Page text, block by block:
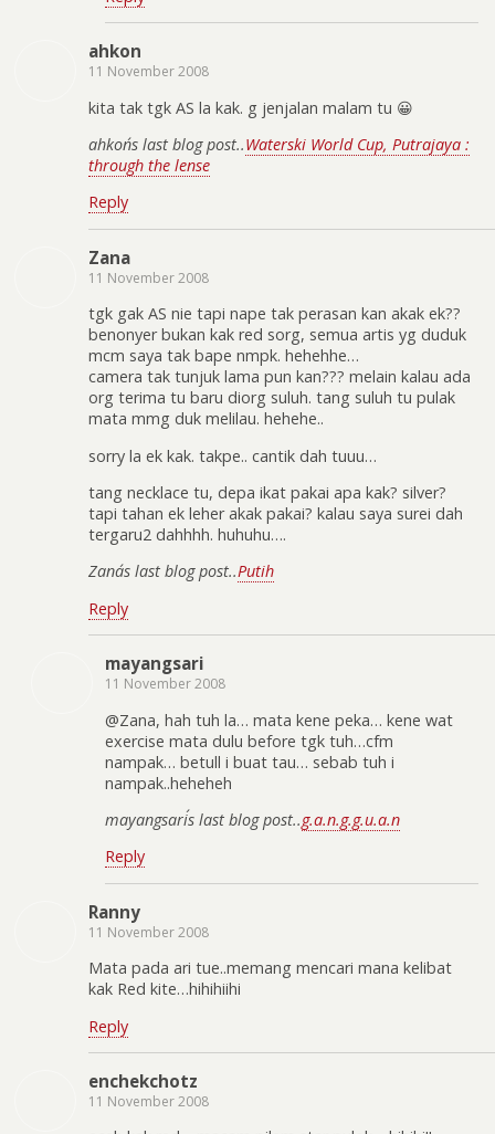
ahkon
11 November 2008
kita tak tgk AS la kak. g jenjalan malam tu 😀
ahkon´s last blog post..Waterski World Cup, Putrajaya :
through the lense
Reply
Zana
11 November 2008
tgk gak AS nie tapi nape tak perasan kan akak ek??
benonyer bukan kak red sorg, semua artis yg duduk
mcm saya tak bape nmpk. hehehhe…
camera tak tunjuk lama pun kan??? melain kalau ada
org terima tu baru diorg suluh. tang suluh tu pulak
mata mmg duk melilau. hehehe..
sorry la ek kak. takpe.. cantik dah tuuu…
tang necklace tu, depa ikat pakai apa kak? silver?
tapi tahan ek leher akak pakai? kalau saya surei dah
tergaru2 dahhhh. huhuhu….
Zana´s last blog post..Putih
Reply
mayangsari
11 November 2008
@Zana, hah tuh la… mata kene peka… kene wat
exercise mata dulu before tgk tuh…cfm
nampak… betull i buat tau… sebab tuh i
nampak..heheheh
mayangsari´s last blog post..g.a.n.g.g.u.a.n
Reply
Ranny
11 November 2008
Mata pada ari tue..memang mencari mana kelibat
kak Red kite…hihihiihi
Reply
enchekchotz
11 November 2008